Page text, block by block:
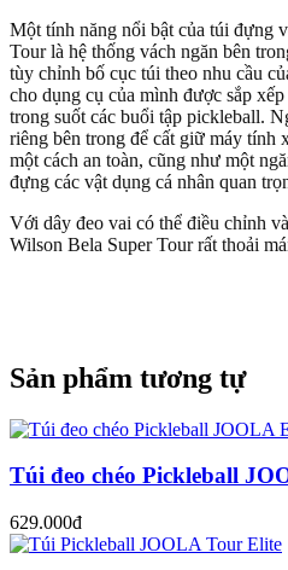
Một tính năng nổi bật của túi đựng
Tour là hệ thống vách ngăn bên
tùy chỉnh bố cục túi theo nhu cầu
cho dụng cụ của mình được sắp
trong suốt các buổi tập pickleball.
riêng bên trong để cất giữ máy tính
một cách an toàn, cũng như một
đựng các vật dụng cá nhân quan
Với dây đeo vai có thể điều chỉnh
Wilson Bela Super Tour rất thoải
Sản phẩm tương tự
Túi đeo chéo Pickleball
629.000đ